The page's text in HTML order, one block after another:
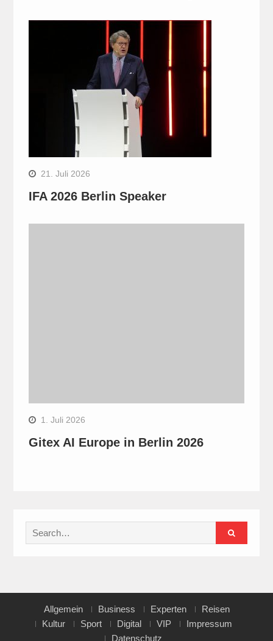
21. Juli 2026
IFA 2026 Berlin Speaker
1. Juli 2026
Gitex AI Europe in Berlin 2026
Search
for:
Allgemein Business Experten
Reisen
Kultur
Sport Digital VIP
Impressum
Datenschutz